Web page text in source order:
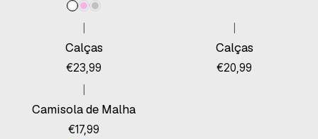
Calças
€23,99
Calças
€20,99
Camisola de Malha
€17,99